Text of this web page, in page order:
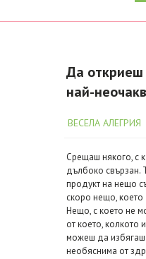
Да
най-
ВЕСЕЛА АЛЕГРИЯ
Срещаш някого, с
дълбоко свързан.
продукт на нещо
скоро нещо, което
Нещо, с което не
от което, колкото
можеш да
необяснима от